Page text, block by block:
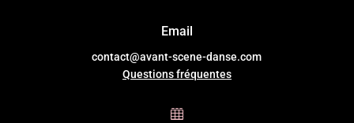
Email
contact@avant-scene-danse.com
Questions fréquentes
